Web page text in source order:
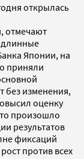
открылась
отмечают
длинные
Японии, на
приняли
без изменения,
оценку
произошло
результатов
фиксаций
против всех